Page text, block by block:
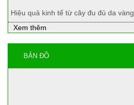
Hiệu quả kinh tế từ cây đu đủ da vàng
Xem thêm
BẢN ĐỒ